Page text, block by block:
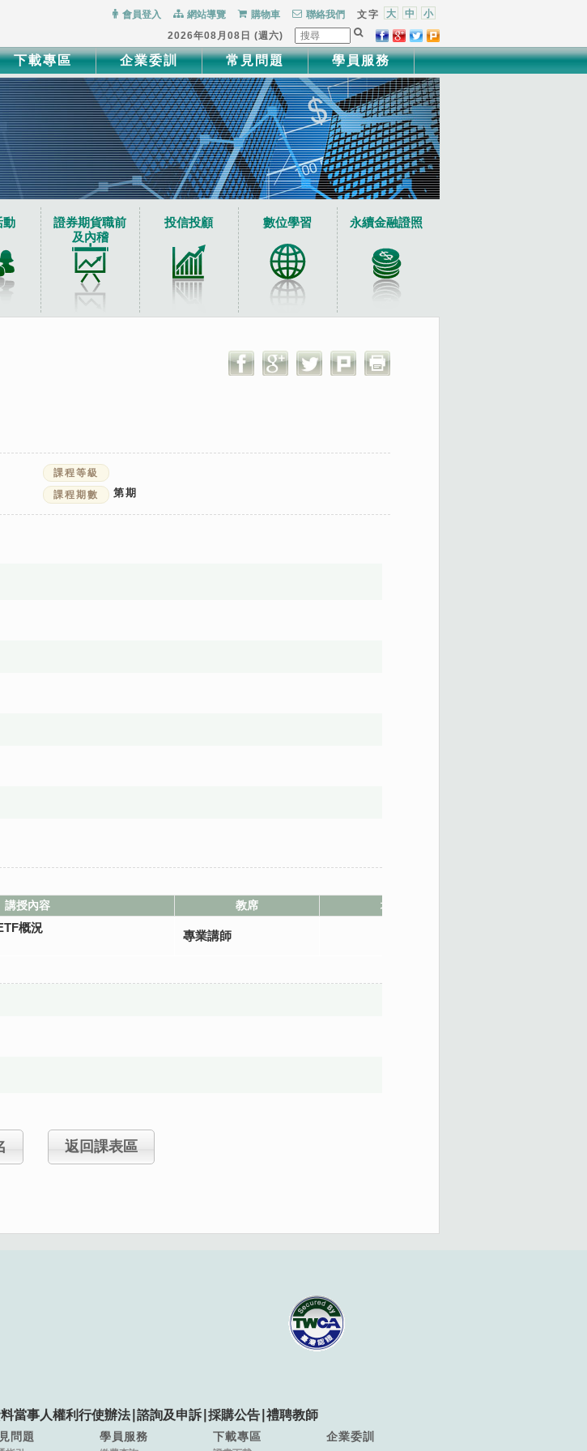
會員登入 網站導覽 購物車 聯絡我們 文字 大 中
小
2026年08月08日 (週六)
下載專區 企業委訓 常見問題 學員服務
動
證券期貨職前
及內稽
投信投顧 數位學習 永續金融證照
課程等級
課程期數
第期
講授內容 教席 地點
概況
專業講師
返回課表區
當事人權利行使辦法 諮詢及申訴 採購公告 禮聘教師
問題 學員服務 下載專區 企業委訓